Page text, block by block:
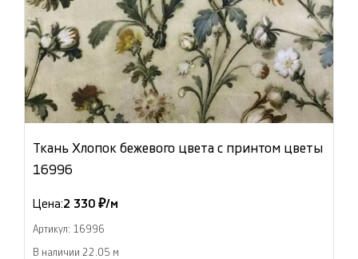
Ткань Хлопок бежевого цвета с принтом цветы
16996
Цена:2 330 ₽/м
Артикул: 16996
В наличии 22.05 м